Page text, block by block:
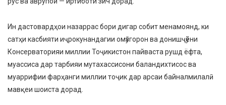
Ин дастовардҳои назаррас бори дигар собит менамоянд, ки
сатҳи касбияти иҷрокунандагии омӯзгорон ва донишҷӯёни
Консерваторияи миллии Тоҷикистон пайваста рушд ёфта,
муассиса дар тарбияи мутахассисони баландихтисос ва
муаррифии фарҳанги миллии тоҷик дар арсаи байналмилалӣ
мавқеи шоиста дорад.